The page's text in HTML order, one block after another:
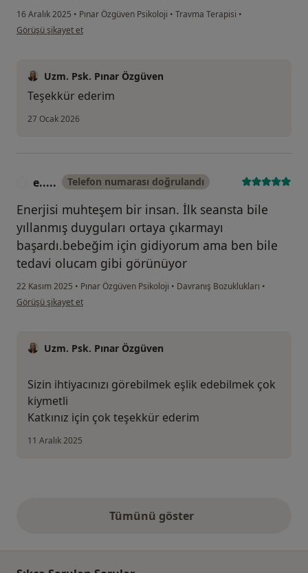
16 Aralık 2025 • Pınar Özgüven Psikoloji • Travma Terapisi •
kullanıcının görüşüne göre fu...n
Görüşü şikayet et
Uzm. Psk. Pınar Özgüven
Teşekkür ederim
27 Ocak 2026
e..... Telefon numarası doğrulandı
Enerjisi muhteşem bir insan. İlk seansta bile
yıllanmış duyguları ortaya çıkarmayı
başardı.bebeğim için gidiyorum ama ben bile
tedavi olucam gibi görünüyor
22 Kasım 2025 • Pınar Özgüven Psikoloji • Davranış Bozuklukları •
kullanıcının görüşüne göre e.....
Görüşü şikayet et
Uzm. Psk. Pınar Özgüven
Sizin ihtiyacınızı görebilmek eşlik edebilmek çok
kiymetli
Katkınız için çok teşekkür ederim
11 Aralık 2025
Tümünü gösteryukarıdaki görüşler